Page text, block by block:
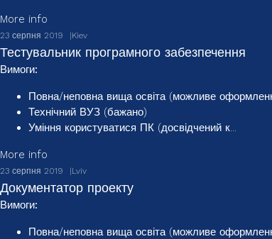
More info
Тестувальник програмного забезпечення
23 серпня 2019 Kiev
Вимоги:
Повна/неповна вища освіта (можливе
Технічний ВУЗ (бажано)
Уміння користуватися ПК (досвідчений к...
More info
Документатор проекту
23 серпня 2019 Lviv
Вимоги:
Повна/неповна вища освіта (можливе